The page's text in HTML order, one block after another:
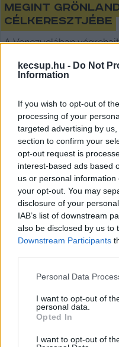
kecsup.hu - Do Not
Information
If you wish to opt-out of
processing of your
targeted advertising by
section to confirm your
opt-out request is
interest-based ads based
us or personal
your opt-out. You may
disclosure of your
IAB’s list of downstream
also be disclosed by us to
Downstream Participants
Please note that this
not limited to your visit or
grant or deny consent to
use your data for below
consent section.
Personal Data
I want to opt-out of
personal data.
Opted In
I want to opt-out of
Megint
célkeresztjébe
A Venezuelában
rémisztően valószerűvé
Államok a dánok és a
L Lapszemle